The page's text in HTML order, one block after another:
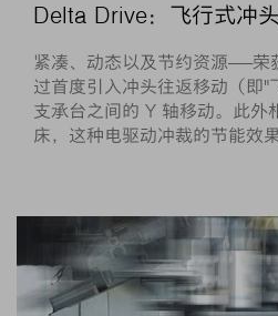
Delta Drive：飞行式冲
紧凑、动态以及节约资源——荣
过首度引入冲头往返移动（即"
支承台之间的 Y 轴移动。此外
床，这种电驱动冲裁的节能效